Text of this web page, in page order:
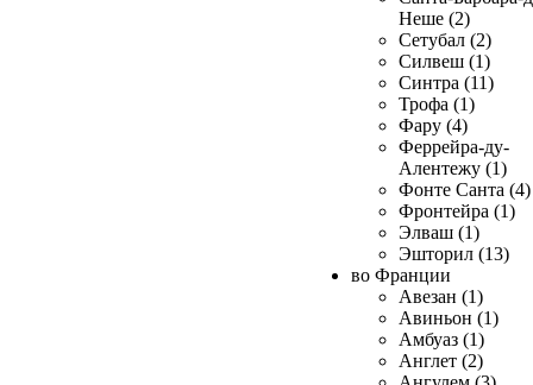
Неше (2)
Сетубал (2)
Силвеш (1)
Синтра (11)
Трофа (1)
Фару (4)
Феррейра-ду-
Алентежу (1)
Фонте Санта (4)
Фронтейра (1)
Элваш (1)
Эшторил (13)
во Франции
Авезан (1)
Авиньон (1)
Амбуаз (1)
Англет (2)